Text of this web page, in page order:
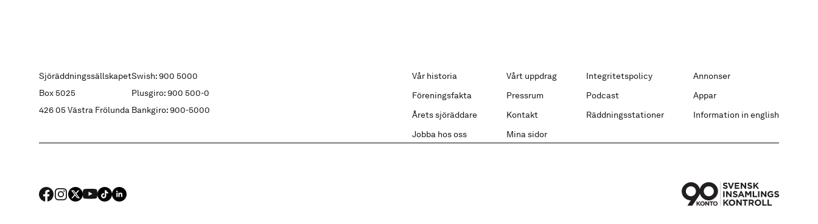
Sjöräddningssällskapet
Box 5025
426 05 Västra Frölunda
Swish: 900 5000
Plusgiro: 900 500-0
Bankgiro: 900-5000
Vår historia Vårt uppdrag Integritetspolicy
Annonser
Föreningsfakta
Pressrum Podcast
Appar
Årets sjöräddare
Kontakt Räddningsstationer
Information in english
Jobba hos oss
Mina sidor
FACEBOOK
Instagram
X YouTube
TIKTOKLINKED IN